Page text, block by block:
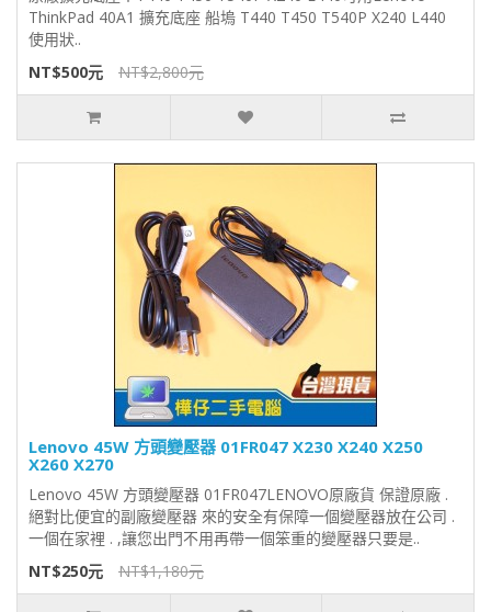
ThinkPad 40A1 擴充底座 船塢 T440 T450 T540P X240 L440
使用狀..
NT$500元
NT$2,800元
Lenovo 45W 方頭變壓器 01FR047 X230 X240 X250
X260 X270
Lenovo 45W 方頭變壓器 01FR047LENOVO原廠貨 保證原廠 .
絕對比便宜的副廠變壓器 來的安全有保障一個變壓器放在公司 .
一個在家裡 . ,讓您出門不用再帶一個笨重的變壓器只要是..
NT$250元
NT$1,180元